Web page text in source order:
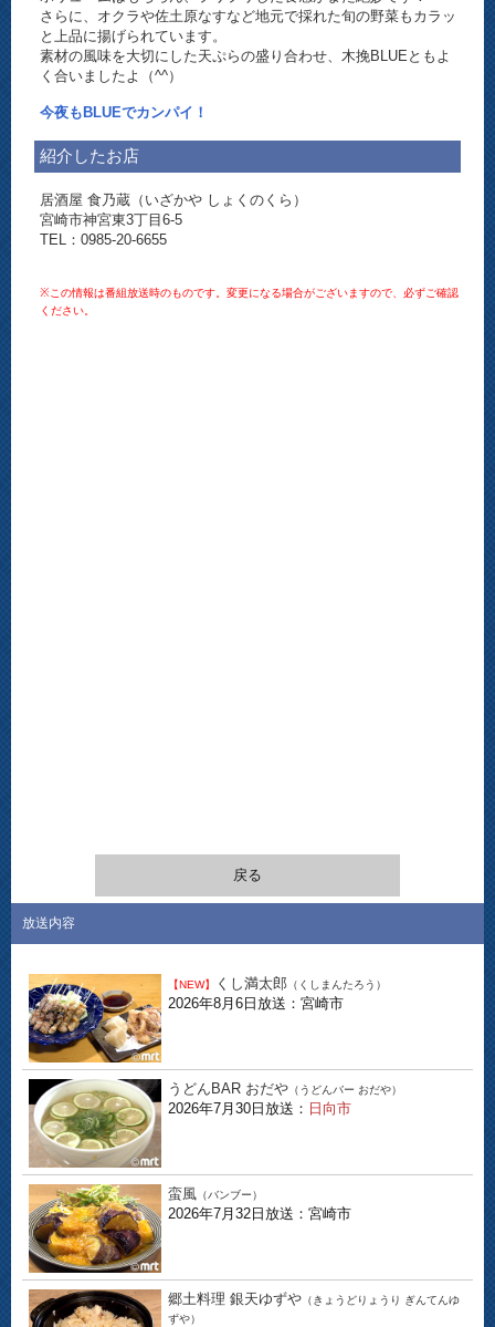
さらに、オクラや佐土原なすなど地元で採れた旬の野菜もカラッ
と上品に揚げられています。
素材の風味を大切にした天ぷらの盛り合わせ、木挽BLUEともよ
く合いましたよ（^^）
今夜もBLUEでカンパイ！
紹介したお店
居酒屋 食乃蔵（いざかや しょくのくら）
宮崎市神宮東3丁目6-5
TEL：0985-20-6655
※この情報は番組放送時のものです。変更になる場合がございますので、必ずご確認
ください。
戻る
放送内容
【NEW】 くし満太郎 （くしまんたろう）
2026年8月6日放送：宮崎市
うどんBAR おだや （うどんバー おだや）
2026年7月30日放送： 日向市
蛮風 （バンブー）
2026年7月32日放送：宮崎市
郷土料理 銀天ゆずや （きょうどりょうり ぎんてんゆ
ずや）